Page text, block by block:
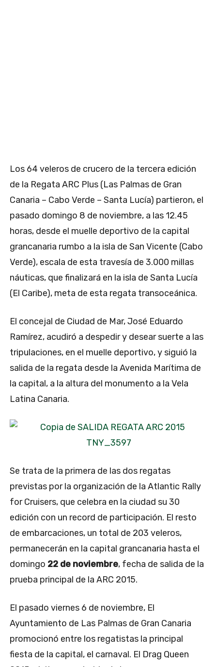
Los 64 veleros de crucero de la tercera edición
de la Regata ARC Plus (Las Palmas de Gran
Canaria – Cabo Verde – Santa Lucía) partieron, el
pasado domingo 8 de noviembre, a las 12.45
horas, desde el muelle deportivo de la capital
grancanaria rumbo a la isla de San Vicente (Cabo
Verde), escala de esta travesía de 3.000 millas
náuticas, que finalizará en la isla de Santa Lucía
(El Caribe), meta de esta regata transoceánica.
El concejal de Ciudad de Mar, José Eduardo
Ramírez, acudiró a despedir y desear suerte a las
tripulaciones, en el muelle deportivo, y siguió la
salida de la regata desde la Avenida Marítima de
la capital, a la altura del monumento a la Vela
Latina Canaria.
Se trata de la primera de las dos regatas
previstas por la organización de la Atlantic Rally
for Cruisers, que celebra en la ciudad su 30
edición con un record de participación. El resto
de embarcaciones, un total de 203 veleros,
permanecerán en la capital grancanaria hasta el
domingo 22 de noviembre, fecha de salida de la
prueba principal de la ARC 2015.
El pasado viernes 6 de noviembre, El
Ayuntamiento de Las Palmas de Gran Canaria
promocionó entre los regatistas la principal
fiesta de la capital, el carnaval. El Drag Queen